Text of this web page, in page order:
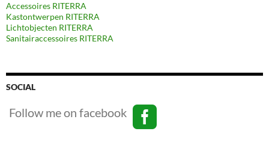
Accessoires RITERRA
Kastontwerpen RITERRA
Lichtobjecten RITERRA
Sanitairaccessoires RITERRA
SOCIAL
Follow me on facebook